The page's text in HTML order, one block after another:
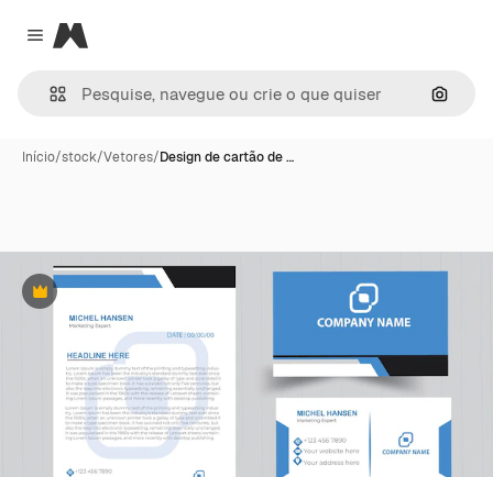
Close menu
Magnific
Início/stock/Vetores/Design de cartão de …
Premium